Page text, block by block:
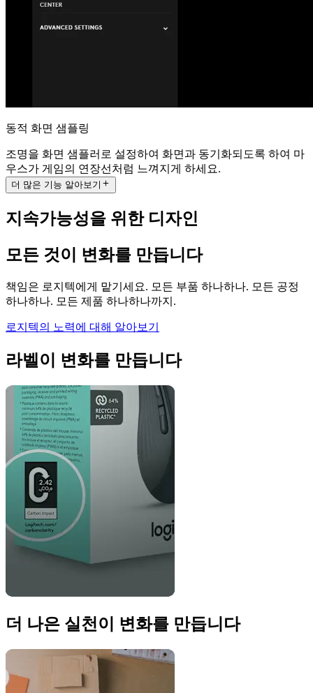
동적 화면 샘플링
조명을 화면 샘플러로 설정하여 화면과 동기화되도록 하여 마
우스가 게임의 연장선처럼 느껴지게 하세요.
더 많은 기능 알아보기
지속가능성을 위한 디자인
모든 것이 변화를 만듭니다
책임은 로지텍에게 맡기세요. 모든 부품 하나하나. 모든 공정
하나하나. 모든 제품 하나하나까지.
로지텍의 노력에 대해 알아보기
라벨이 변화를 만듭니다
더 나은 실천이 변화를 만듭니다